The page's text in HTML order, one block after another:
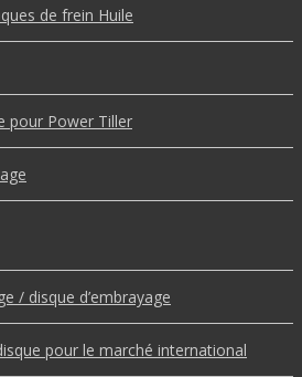
de frein Huile
pour Power Tiller
/ disque d’embrayage
pour le marché international